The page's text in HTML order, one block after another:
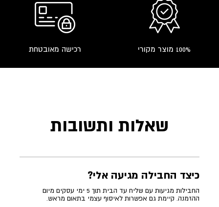
100% מוצר מקורי רכישה מאובטחת
שאלות ותשובות
כיצד החבילה מגיעה אלי?
החבילות מגיעות עם שליח עד הבית תוך 5 ימי עסקים מיום
ההזמנה. קיימת גם אפשרות לאיסוף עצמי בתאום מראש.